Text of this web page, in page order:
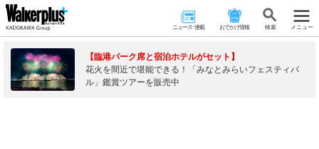
ニュース･連載 おでかけ情報 検 索 メニュー
【臨港パーク席と宿泊ホテルがセット】
花火を間近で堪能できる！「みなとみらいフェスティバ
ル」鑑賞ツアーを販売中